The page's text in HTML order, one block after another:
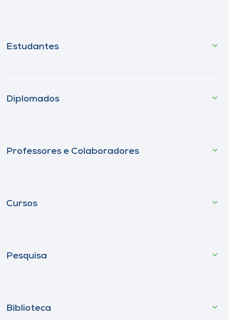
Estudantes
Diplomados
Professores e Colaboradores
Cursos
Pesquisa
Biblioteca